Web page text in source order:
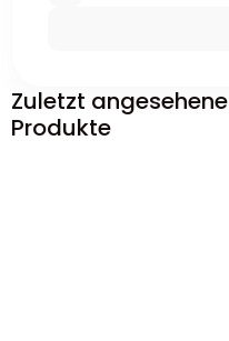
Zuletzt angesehene
Produkte